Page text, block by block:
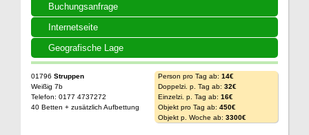
Buchungsanfrage
Internetseite
Geografische Lage
01796 Struppen
Weißig 7b
Telefon: 0177 4737272
40 Betten + zusätzlich Aufbettung
Person pro Tag ab: 14€
Doppelzi. p. Tag ab: 32€
Einzelzi. p. Tag ab: 16€
Objekt pro Tag ab: 450€
Objekt p. Woche ab: 3300€